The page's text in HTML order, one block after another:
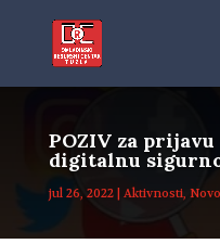
POZIV za
digitalnu
jul 26, 2022| Aktivnosti,